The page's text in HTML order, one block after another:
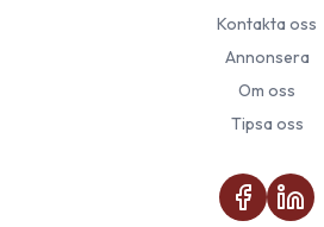
Kontakta oss
Annonsera
Om oss
Tipsa oss